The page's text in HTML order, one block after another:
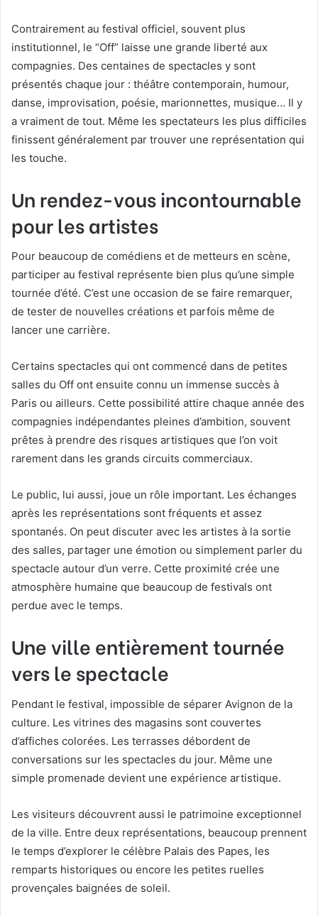
Contrairement au festival officiel, souvent plus
institutionnel, le “Off” laisse une grande liberté aux
compagnies. Des centaines de spectacles y sont
présentés chaque jour : théâtre contemporain, humour,
danse, improvisation, poésie, marionnettes, musique… Il y
a vraiment de tout. Même les spectateurs les plus difficiles
finissent généralement par trouver une représentation qui
les touche.
Un rendez-vous incontournable
pour les artistes
Pour beaucoup de comédiens et de metteurs en scène,
participer au festival représente bien plus qu’une simple
tournée d’été. C’est une occasion de se faire remarquer,
de tester de nouvelles créations et parfois même de
lancer une carrière.
Certains spectacles qui ont commencé dans de petites
salles du Off ont ensuite connu un immense succès à
Paris ou ailleurs. Cette possibilité attire chaque année des
compagnies indépendantes pleines d’ambition, souvent
prêtes à prendre des risques artistiques que l’on voit
rarement dans les grands circuits commerciaux.
Le public, lui aussi, joue un rôle important. Les échanges
après les représentations sont fréquents et assez
spontanés. On peut discuter avec les artistes à la sortie
des salles, partager une émotion ou simplement parler du
spectacle autour d’un verre. Cette proximité crée une
atmosphère humaine que beaucoup de festivals ont
perdue avec le temps.
Une ville entièrement tournée
vers le spectacle
Pendant le festival, impossible de séparer Avignon de la
culture. Les vitrines des magasins sont couvertes
d’affiches colorées. Les terrasses débordent de
conversations sur les spectacles du jour. Même une
simple promenade devient une expérience artistique.
Les visiteurs découvrent aussi le patrimoine exceptionnel
de la ville. Entre deux représentations, beaucoup prennent
le temps d’explorer le célèbre Palais des Papes, les
remparts historiques ou encore les petites ruelles
provençales baignées de soleil.